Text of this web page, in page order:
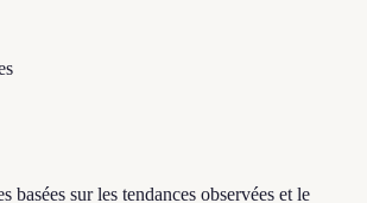
basées sur les tendances observées et le